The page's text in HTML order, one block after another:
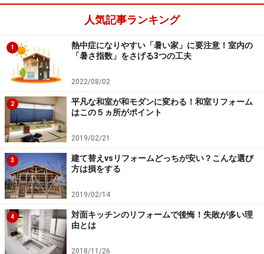
西の方位でアロマやお香をたくと更に金運
良い香りも金運を運んでくれます。室内はいつも正常に保
ち、アロマやお香の良い香りを家の中に巡らせましょう。
家の西側に窓が無い場合でも金運を呼び込む方法があり
ます。風水では風だけでなく、良い香りも金運をアップ
させる効果があるとしています。
そこで西の方位にある部屋の中でアロマやお香をたい
て、家中に香りを巡らせましょう。良い香りに乗って、
金運も家中を巡ってくれます。もちろん、お香をたく部
屋は整理整頓をして、丁寧な掃除をしておきましょう。
人気記事ランキング
1
熱中症になりやすい「暑い家」に要注意！室内の
「暑さ指数」をさげる3つの工夫
2022/08/02
2
平凡な和室が和モダンに変わる！和室リフォーム
はこの５ヵ所がポイント
2019/02/21
3
建て替えvsリフォームどっちが安い？こんな選び
方は損をする
2019/02/14
4
対面キッチンのリフォームで後悔！失敗が多い理
由とは
2018/11/26